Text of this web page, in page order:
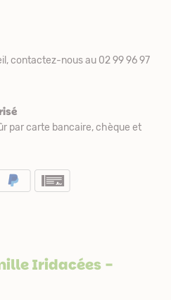
contactez-nous au 02 99 96 97
par carte bancaire, chèque et
Iridacées-